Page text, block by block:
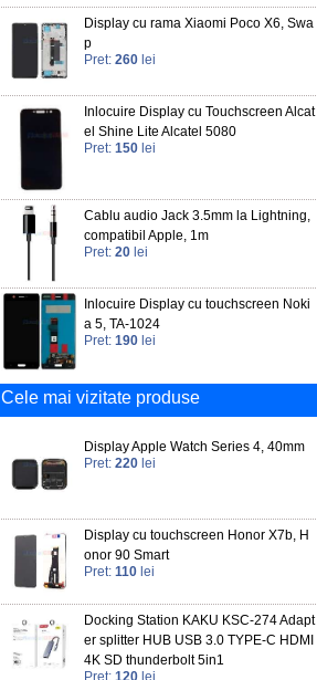
Display cu rama Xiaomi Poco X6, Swa
p
Pret: 260 lei
Inlocuire Display cu Touchscreen Alcat
el Shine Lite Alcatel 5080
Pret: 150 lei
Cablu audio Jack 3.5mm la Lightning,
compatibil Apple, 1m
Pret: 20 lei
Inlocuire Display cu touchscreen Noki
a 5, TA-1024
Pret: 190 lei
Cele mai vizitate produse
Display Apple Watch Series 4, 40mm
Pret: 220 lei
Display cu touchscreen Honor X7b, H
onor 90 Smart
Pret: 110 lei
Docking Station KAKU KSC-274 Adapt
er splitter HUB USB 3.0 TYPE-C HDMI
4K SD thunderbolt 5in1
Pret: 120 lei